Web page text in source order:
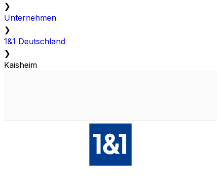
❯
Unternehmen
❯
1&1 Deutschland
❯
Kaisheim